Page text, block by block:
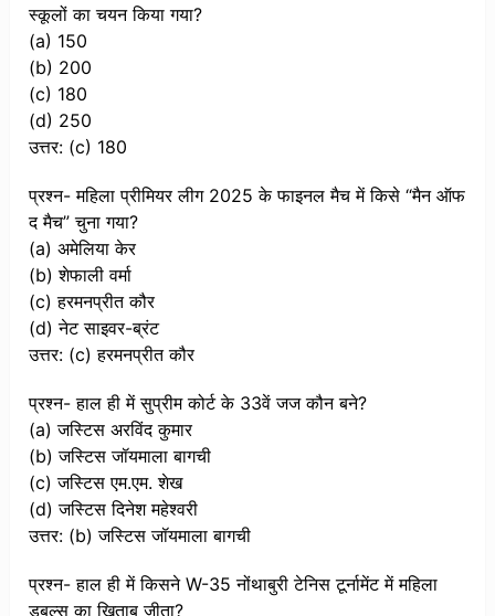
स्कूलों का चयन किया गया?
(a) 150
(b) 200
(c) 180
(d) 250
उत्तर: (c) 180
प्रश्न- महिला प्रीमियर लीग 2025 के फाइनल मैच में किसे “मैन ऑफ
द मैच” चुना गया?
(a) अमेलिया केर
(b) शेफाली वर्मा
(c) हरमनप्रीत कौर
(d) नेट साइवर-ब्रंट
उत्तर: (c) हरमनप्रीत कौर
प्रश्न- हाल ही में सुप्रीम कोर्ट के 33वें जज कौन बने?
(a) जस्टिस अरविंद कुमार
(b) जस्टिस जॉयमाला बागची
(c) जस्टिस एम.एम. शेख
(d) जस्टिस दिनेश महेश्वरी
उत्तर: (b) जस्टिस जॉयमाला बागची
प्रश्न- हाल ही में किसने W-35 नोंथाबुरी टेनिस टूर्नामेंट में महिला
डबल्स का खिताब जीता?